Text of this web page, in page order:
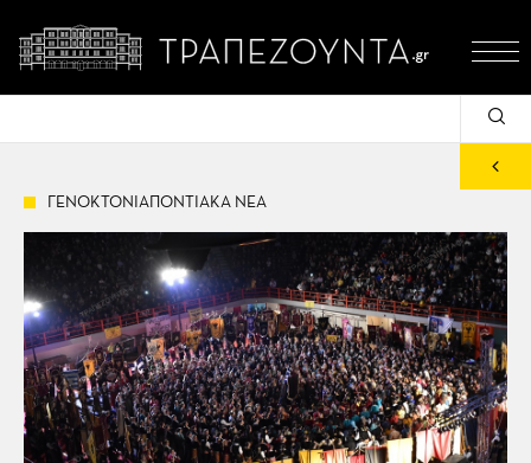
ΓΕΝΟΚΤΟΝΙΑΠΟΝΤΙΑΚΑ ΝΕΑ